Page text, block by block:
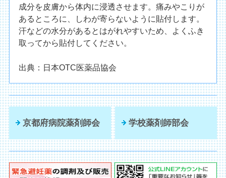
成分を皮膚から体内に浸透させます。痛みやこりが
あるところに、しわが寄らないように貼付します。
汗などの水分があるとはがれやすいため、よくふき
取ってから貼付してください。
出典：日本OTC医薬品協会
京都府病院薬剤師会 学校薬剤師部会